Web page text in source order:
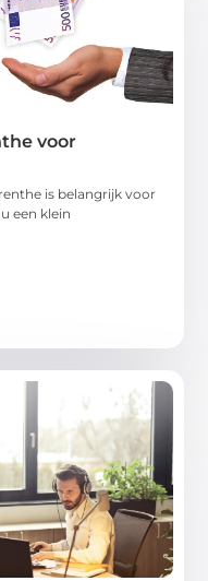
voor
is belangrijk voor
een klein